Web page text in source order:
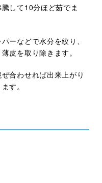
して10分ほど茹でま
ーなどで水分を絞り、
皮を取り除きます。
合わせれば出来上がり
す。